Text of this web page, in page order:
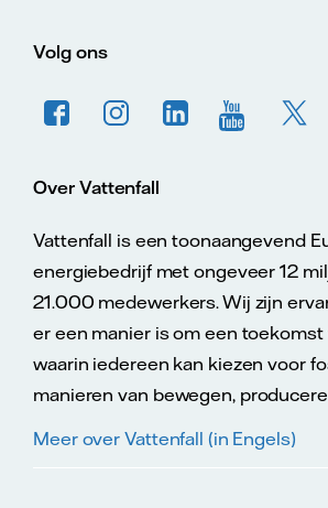
Volg ons
Over Vattenfall
Vattenfall is een toonaangevend
energiebedrijf met ongeveer 12
21.000 medewerkers. Wij zijn
er een manier is om een
waarin iedereen kan kiezen voor
manieren van bewegen,
Meer over Vattenfall (in Engels)